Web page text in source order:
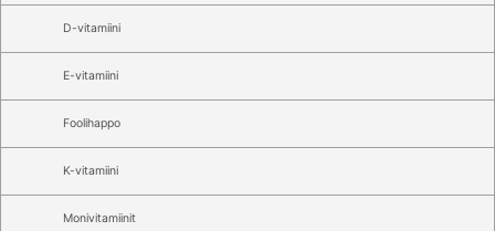
D-vitamiini
E-vitamiini
Foolihappo
K-vitamiini
Monivitamiinit